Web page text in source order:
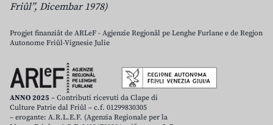
Friûl”, Dicembar 1978)
Progjet finanziât de ARLeF - Agjenzie Regjonâl pe Lenghe Furlane e de Regjon
Autonome Friûl-Vignesie Julie
ANNO 2025 – Contributi ricevuti da Clape di
Culture Patrie dal Friûl – c.f. 01299830305
– erogante: A.R.L.E.F. (Agenzia Regionale per la